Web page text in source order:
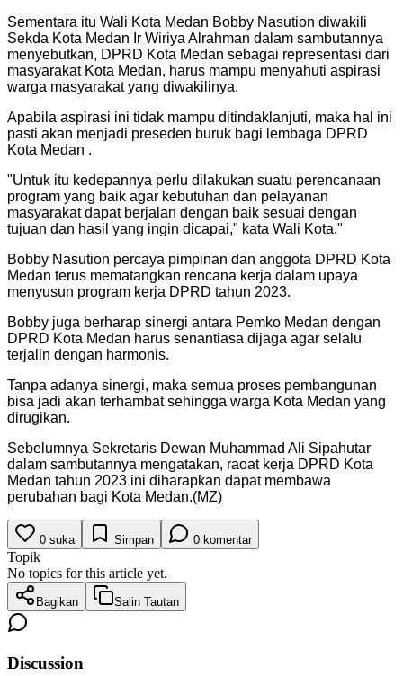
Sementara itu Wali Kota Medan Bobby Nasution diwakili
Sekda Kota Medan Ir Wiriya Alrahman dalam sambutannya
menyebutkan, DPRD Kota Medan sebagai representasi dari
masyarakat Kota Medan, harus mampu menyahuti aspirasi
warga masyarakat yang diwakilinya.
Apabila aspirasi ini tidak mampu ditindaklanjuti, maka hal ini
pasti akan menjadi preseden buruk bagi lembaga DPRD
Kota Medan .
"Untuk itu kedepannya perlu dilakukan suatu perencanaan
program yang baik agar kebutuhan dan pelayanan
masyarakat dapat berjalan dengan baik sesuai dengan
tujuan dan hasil yang ingin dicapai," kata Wali Kota."
Bobby Nasution percaya pimpinan dan anggota DPRD Kota
Medan terus mematangkan rencana kerja dalam upaya
menyusun program kerja DPRD tahun 2023.
Bobby juga berharap sinergi antara Pemko Medan dengan
DPRD Kota Medan harus senantiasa dijaga agar selalu
terjalin dengan harmonis.
Tanpa adanya sinergi, maka semua proses pembangunan
bisa jadi akan terhambat sehingga warga Kota Medan yang
dirugikan.
Sebelumnya Sekretaris Dewan Muhammad Ali Sipahutar
dalam sambutannya mengatakan, raoat kerja DPRD Kota
Medan tahun 2023 ini diharapkan dapat membawa
perubahan bagi Kota Medan.(MZ)
0 suka Simpan 0 komentar
Topik
No topics for this article yet.
Bagikan Salin Tautan
Discussion